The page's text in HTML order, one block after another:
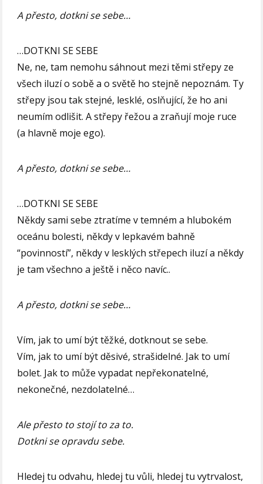
A přesto, dotkni se sebe…
…DOTKNI SE SEBE
Ne, ne, tam nemohu sáhnout mezi těmi střepy ze
všech iluzí o sobě a o světě ho stejně nepoznám. Ty
střepy jsou tak stejné, lesklé, oslňující, že ho ani
neumím odlišit. A střepy řežou a zraňují moje ruce
(a hlavně moje ego).
A přesto, dotkni se sebe…
…DOTKNI SE SEBE
Někdy sami sebe ztratíme v temném a hlubokém
oceánu bolesti, někdy v lepkavém bahně
“povinností”, někdy v lesklých střepech iluzí a někdy
je tam všechno a ještě i něco navíc..
A přesto, dotkni se sebe…
Vím, jak to umí být těžké, dotknout se sebe.
Vím, jak to umí být děsivé, strašidelné. Jak to umí
bolet. Jak to může vypadat nepřekonatelné,
nekonečné, nezdolatelné…
Ale přesto to stojí to za to.
Dotkni se opravdu sebe.
Hledej tu odvahu, hledej tu vůli, hledej tu vytrvalost,